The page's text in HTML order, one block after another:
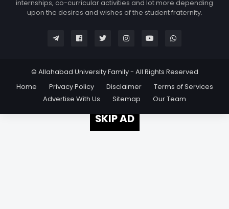
internships, co-curricular activities and lot more depending
upon the desires and wishes of the student fraternity.
© Allahabad University Family - All Rights Reserved
Home
Privacy Policy Disclaimer
Terms of Services
Advertise With Us
Sitemap Our Team
SKIP AD